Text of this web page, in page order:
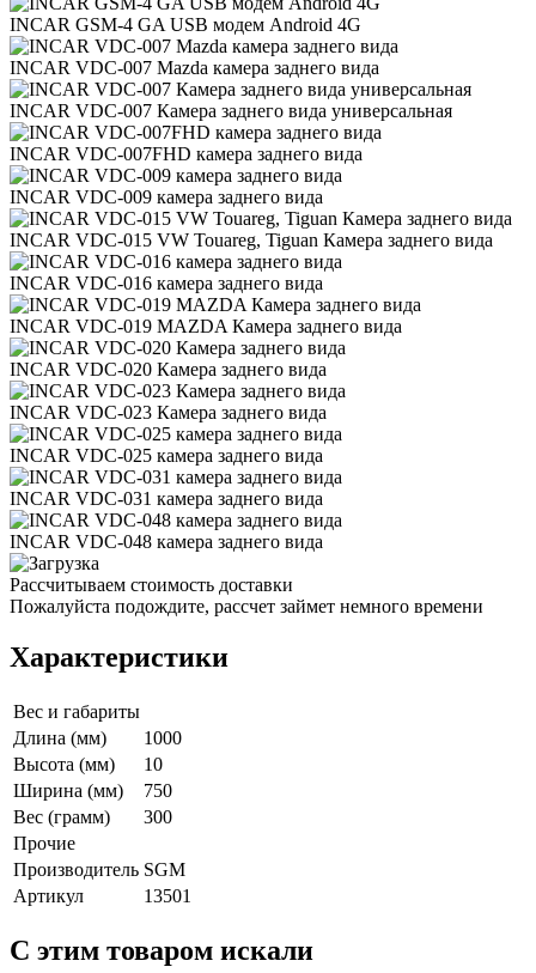
INCAR GSM-4 GA USB модем Android 4G
INCAR VDC-007 Mazda камера заднего вида
INCAR VDC-007 Камера заднего вида универсальная
INCAR VDC-007FHD камера заднего вида
INCAR VDC-009 камера заднего вида
INCAR VDC-015 VW Touareg, Tiguan Камера заднего вида
INCAR VDC-016 камера заднего вида
INCAR VDC-019 MAZDA Камера заднего вида
INCAR VDC-020 Камера заднего вида
INCAR VDC-023 Камера заднего вида
INCAR VDC-025 камера заднего вида
INCAR VDC-031 камера заднего вида
INCAR VDC-048 камера заднего вида
Рассчитываем стоимость доставки
Пожалуйста подождите, рассчет займет немного времени
Характеристики
Вес и габариты
Длина (мм)
1000
Высота (мм)
10
Ширина (мм)
750
Вес (грамм)
300
Прочие
Производитель SGM
Артикул
13501
C этим товаром искали